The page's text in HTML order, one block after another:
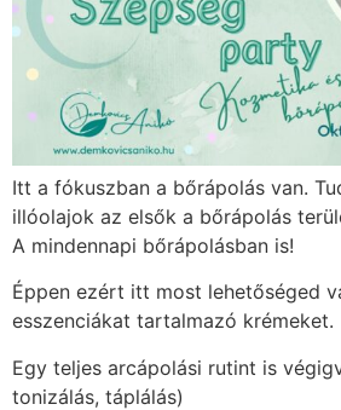
Itt a fókuszban a bőrápolás van.
illóolajok az elsők a bőrápolás
A mindennapi bőrápolásban is!
Éppen ezért itt most lehetőséged
esszenciákat tartalmazó krémeket.
Egy teljes arcápolási rutint is
tonizálás, táplálás)